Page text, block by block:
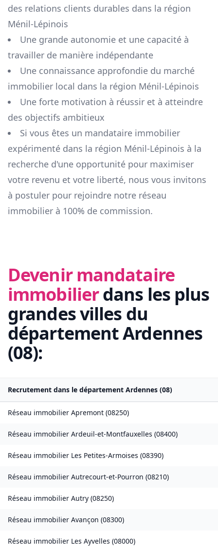
des relations clients durables dans la région
Ménil-Lépinois
Une grande autonomie et une capacité à
travailler de manière indépendante
Une connaissance approfondie du marché
immobilier local dans la région Ménil-Lépinois
Une forte motivation à réussir et à atteindre
des objectifs ambitieux
Si vous êtes un mandataire immobilier
expérimenté dans la région Ménil-Lépinois à la
recherche d'une opportunité pour maximiser
votre revenu et votre liberté, nous vous invitons
à postuler pour rejoindre notre réseau
immobilier à 100% de commission.
Devenir mandataire
immobilierdans les plus
grandes villes du
départementArdennes
(08):
Recrutement dans le département Ardennes (08)
Réseau immobilier Apremont (08250)
Réseau immobilier Ardeuil-et-Montfauxelles (08400)
Réseau immobilier Les Petites-Armoises (08390)
Réseau immobilier Autrecourt-et-Pourron (08210)
Réseau immobilier Autry (08250)
Réseau immobilier Avançon (08300)
Réseau immobilier Les Ayvelles (08000)